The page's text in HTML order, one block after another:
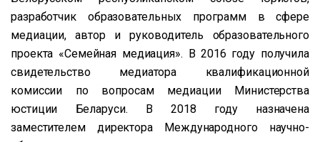
разработчик образовательных программ в сфере
медиации, автор и руководитель образовательного
проекта «Семейная медиация». В 2016 году получила
свидетельство медиатора квалификационной
комиссии по вопросам медиации Министерства
юстиции Беларуси. В 2018 году назначена
заместителем директора Международного научно-